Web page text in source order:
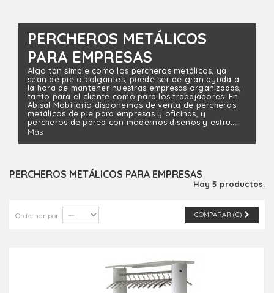
PERCHEROS METÁLICOS
PARA EMPRESAS
Algo tan simple como los percheros metálicos, ya
sean de pie o colgantes, puede ser de gran ayuda a
la hora de mantener nuestras empresas organizadas,
tanto para el cliente como para los trabajadores. En
Abisal Mobiliario disponemos de venta de percheros
metálicos de pie para empresas y oficinas, y
percheros de pared con modernos diseños y estru...
Más
PERCHEROS METÁLICOS PARA EMPRESAS
Hay 5 productos.
COMPARAR (0)
Ordernar por